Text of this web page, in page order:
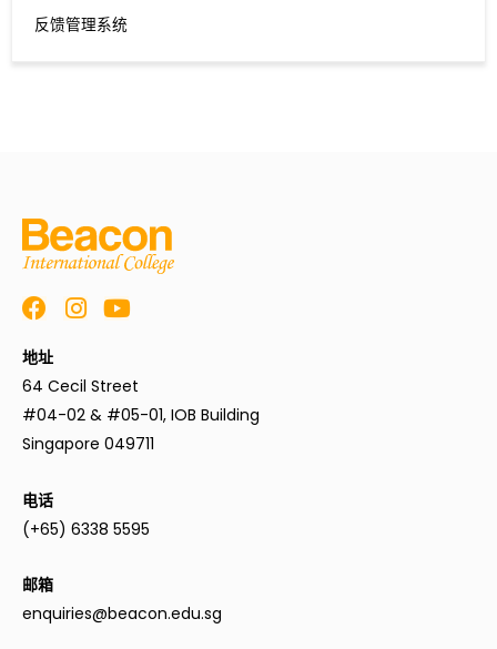
反馈管理系统
地址
64 Cecil Street
#04-02 & #05-01, IOB Building
Singapore 049711
电话
(+65) 6338 5595
邮箱
enquiries@beacon.edu.sg